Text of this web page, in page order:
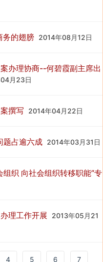
务的翅膀 2014年08月12日
办理协商--何碧霞副主席出
月23日
撰写 2014年04月22日
题占逾六成 2014年03月31日
织 向社会组织转移职能”专
理工作开展
2013年05月21
4 5 6 7